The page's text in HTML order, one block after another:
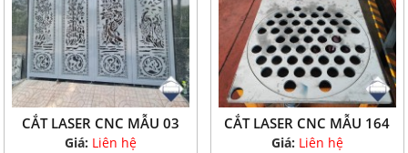
CẮT LASER CNC MẪU 03
Giá: Liên hệ
CẮT LASER CNC MẪU 164
Giá: Liên hệ